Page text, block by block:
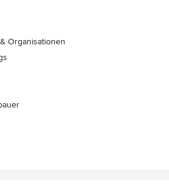
Organisationen